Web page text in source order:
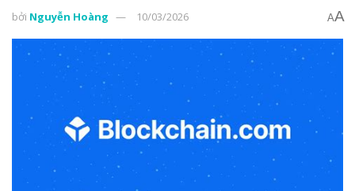
bởi Nguyễn Hoàng 10/03/2026 AA